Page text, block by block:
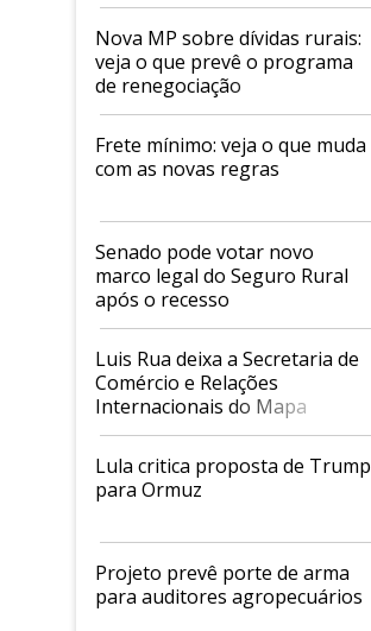
Nova MP sobre dívidas rurais:
veja o que prevê o programa
de renegociação
Frete mínimo: veja o que muda
com as novas regras
Senado pode votar novo
marco legal do Seguro Rural
após o recesso
Luis Rua deixa a Secretaria de
Comércio e Relações
Internacionais do Mapa
Lula critica proposta de Trump
para Ormuz
Projeto prevê porte de arma
para auditores agropecuários